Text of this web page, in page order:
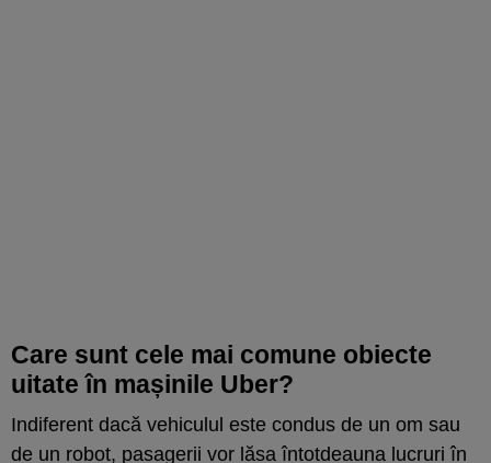
Care sunt cele mai comune obiecte
uitate în mașinile Uber?
Indiferent dacă vehiculul este condus de un om sau
de un robot, pasagerii vor lăsa întotdeauna lucruri în